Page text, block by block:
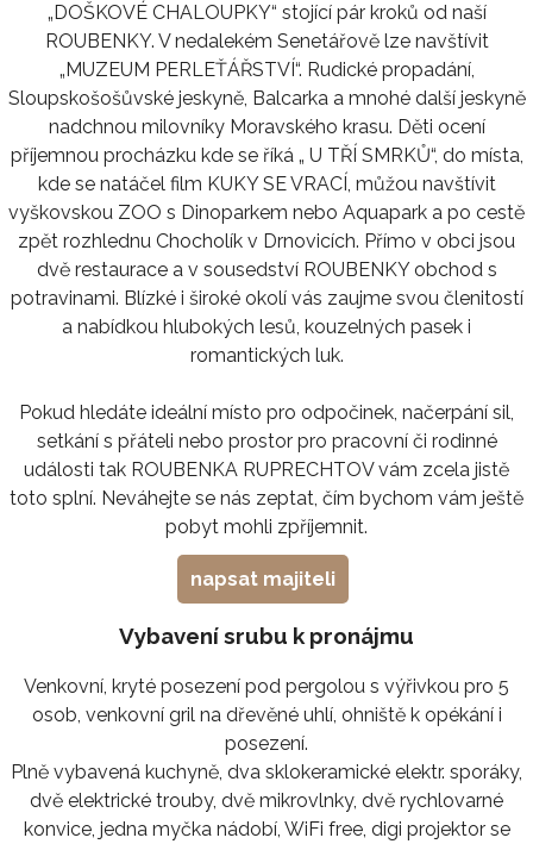
„DOŠKOVÉ CHALOUPKY“ stojící pár kroků od naší
ROUBENKY. V nedalekém Senetářově lze navštívit
„MUZEUM PERLEŤÁŘSTVÍ“. Rudické propadání,
Sloupskošošůvské jeskyně, Balcarka a mnohé další jeskyně
nadchnou milovníky Moravského krasu. Děti ocení
příjemnou procházku kde se říká „ U TŘÍ SMRKŮ“, do místa,
kde se natáčel film KUKY SE VRACÍ, můžou navštívit
vyškovskou ZOO s Dinoparkem nebo Aquapark a po cestě
zpět rozhlednu Chocholík v Drnovicích. Přímo v obci jsou
dvě restaurace a v sousedství ROUBENKY obchod s
potravinami. Blízké i široké okolí vás zaujme svou členitostí
a nabídkou hlubokých lesů, kouzelných pasek i
romantických luk.
Pokud hledáte ideální místo pro odpočinek, načerpání sil,
setkání s přáteli nebo prostor pro pracovní či rodinné
události tak ROUBENKA RUPRECHTOV vám zcela jistě
toto splní. Neváhejte se nás zeptat, čím bychom vám ještě
pobyt mohli zpříjemnit.
napsat majiteli
Vybavení srubu k pronájmu
Venkovní, kryté posezení pod pergolou s výřivkou pro 5
osob, venkovní gril na dřevěné uhlí, ohniště k opékání i
posezení.
Plně vybavená kuchyně, dva sklokeramické elektr. sporáky,
dvě elektrické trouby, dvě mikrovlnky, dvě rychlovarné
konvice, jedna myčka nádobí, WiFi free, digi projektor se